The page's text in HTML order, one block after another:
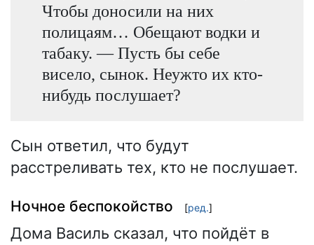
Чтобы доносили на них
полицаям… Обещают водки и
табаку. — Пусть бы себе
висело, сынок. Неужто их кто-
нибудь послушает?
Сын ответил, что будут
расстреливать тех, кто не послушает.
Ночное беспокойство [ред.]
Дома Василь сказал, что пойдёт в